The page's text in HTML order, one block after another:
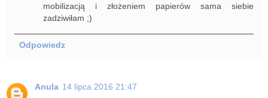
mobilizacją i złożeniem papierów sama siebie
zadziwiłam ;)
Odpowiedz
Anula 14 lipca 2016 21:47